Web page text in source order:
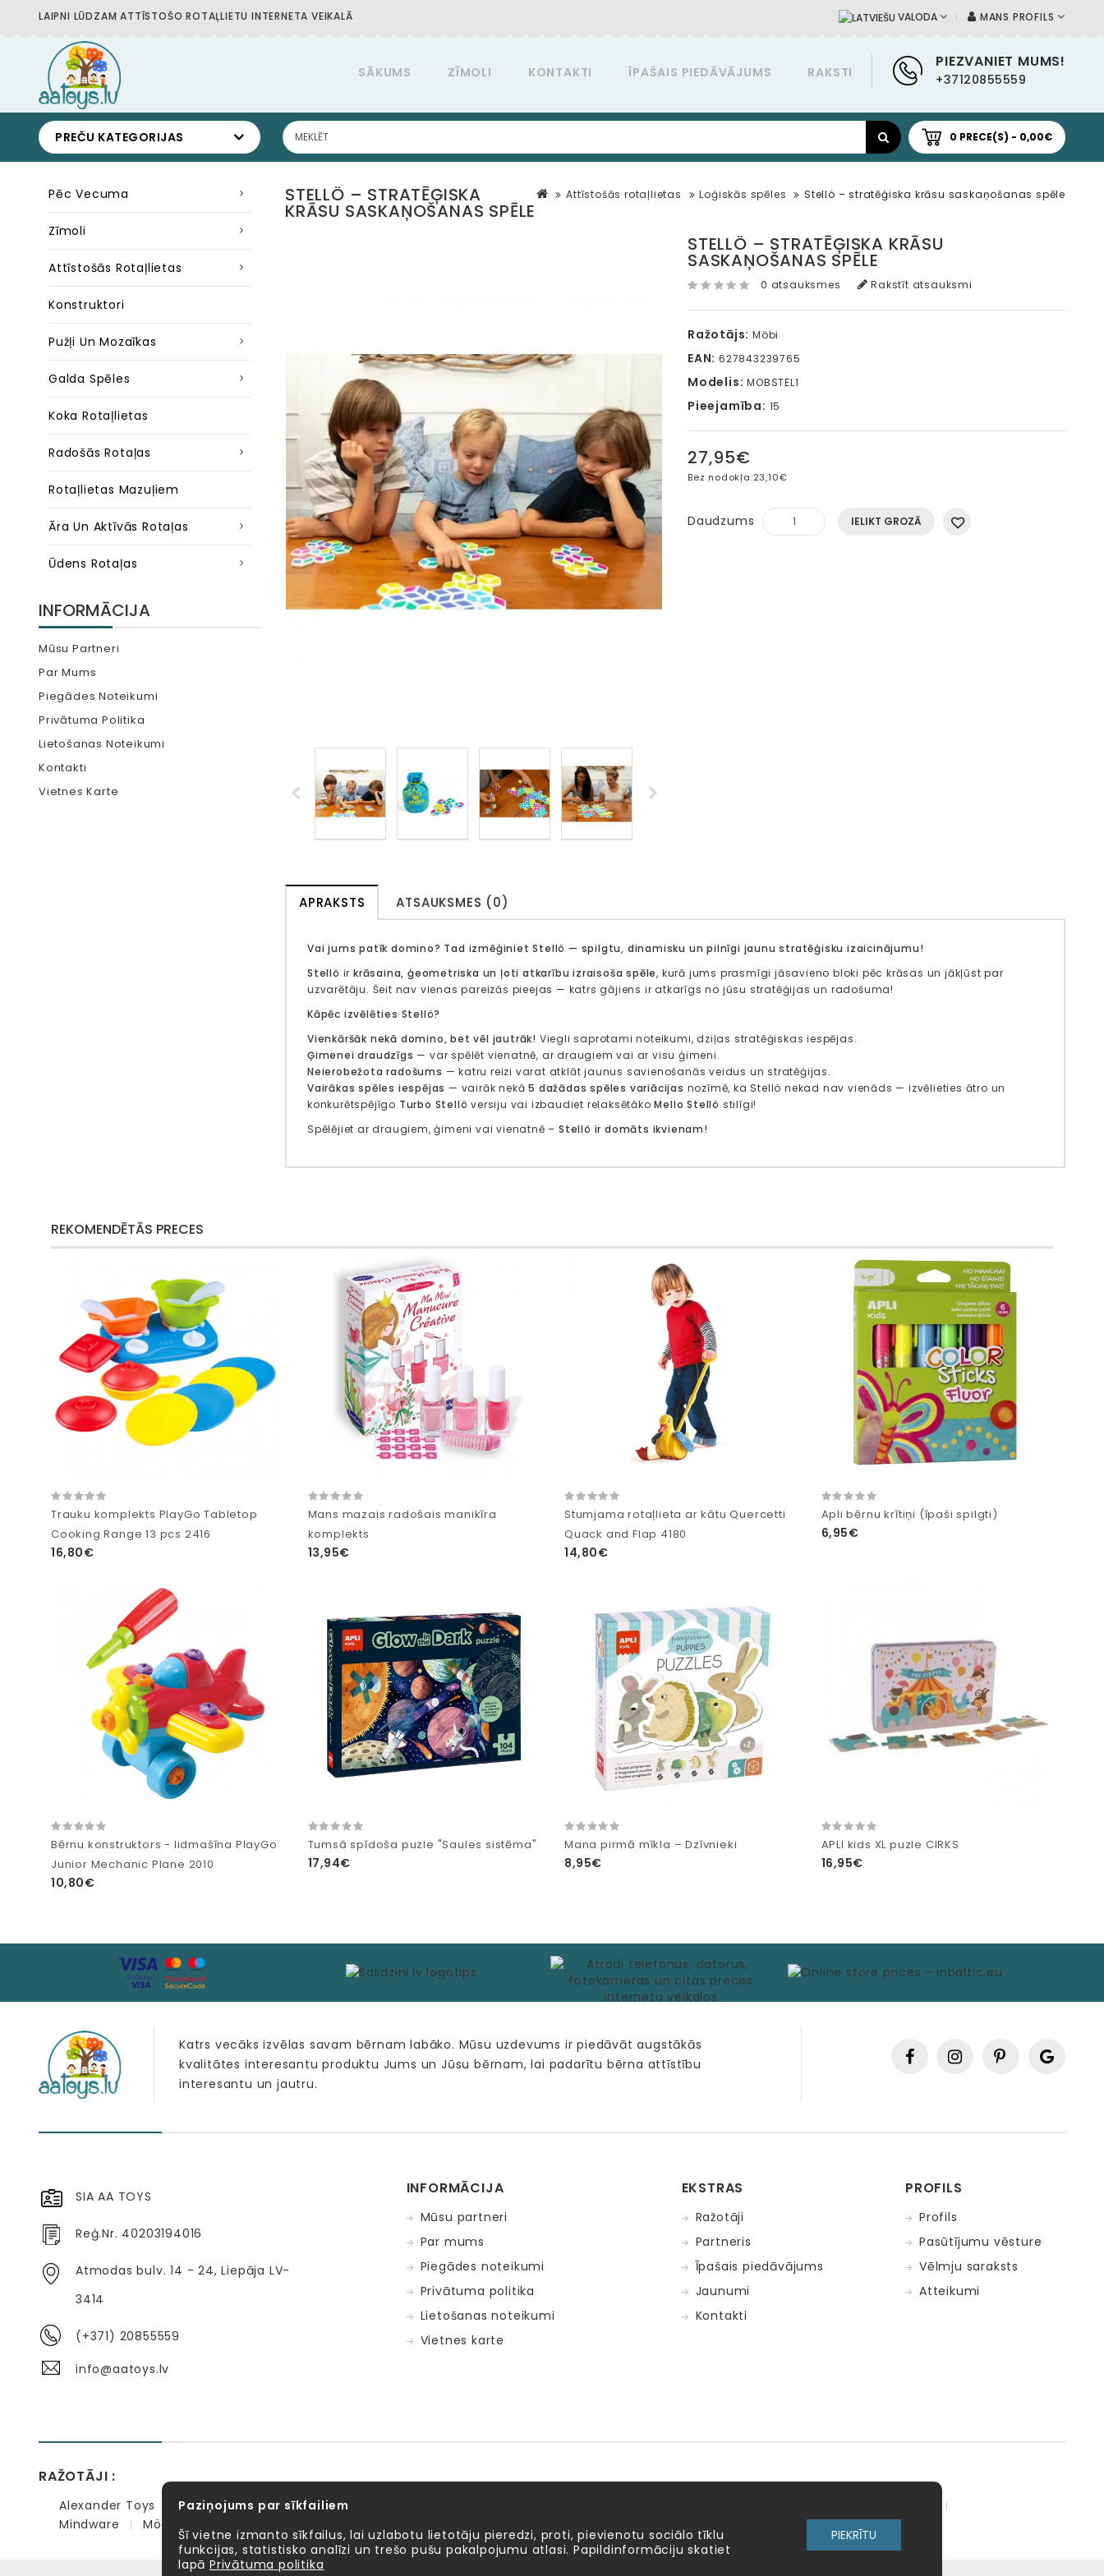
LAIPNI LŪDZAM ATTĪSTOŠO ROTAĻLIETU INTERNETA VEIKALĀ MANS PROFILS
VALODA
PIEZVANIET MUMS!
+37120855559
SĀKUMS ZĪMOLI KONTAKTI ĪPAŠAIS PIEDĀVĀJUMS RAKSTI
PREČU KATEGORIJAS 0 PRECE(S) - 0,00€
Pēc Vecuma
Zīmoli
Attīstošās Rotaļlietas
Konstruktori
Pužļi Un Mozaīkas
Galda Spēles
Koka Rotaļlietas
Radošās Rotaļas
Rotaļlietas Mazuļiem
Āra Un Aktīvās Rotaļas
Ūdens Rotaļas
INFORMĀCIJA
Mūsu Partneri
Par Mums
Piegādes Noteikumi
Privātuma Politika
Lietošanas Noteikumi
Kontakti
Vietnes Karte
Attīstošās rotaļlietas Loģiskās spēles Stellö – stratēģiska krāsu saskaņošanas spēle
STELLÖ – STRATĒĢISKA
KRĀSU SASKAŅOŠANAS SPĒLE
STELLÖ – STRATĒĢISKA KRĀSU
SASKAŅOŠANAS SPĒLE
0 atsauksmes Rakstīt atsauksmi
Ražotājs: Möbi
EAN: 627843239765
Modelis: MOBSTEL1
Pieejamība: 15
27,95€
Bez nodokļa:23,10€
Daudzums IELIKT GROZĀ
APRAKSTS ATSAUKSMES (0)
Vai jums patīk domino? Tad izmēģiniet Stellö — spilgtu, dinamisku un pilnīgi jaunu stratēģisku izaicinājumu!
Stellö irkrāsaina, ģeometriska un ļoti atkarību izraisoša spēle, kurā jums prasmīgi jāsavieno bloki pēc krāsas un jākļūst par
uzvarētāju. Šeit nav vienas pareizās pieejas — katrs gājiens ir atkarīgs no jūsu stratēģijas un radošuma!
Kāpēc izvēlēties Stellö?
Vienkāršāk nekā domino, bet vēl jautrāk! Viegli saprotami noteikumi, dziļas stratēģiskas iespējas.
Ģimenei draudzīgs — var spēlēt vienatnē, ar draugiem vai ar visu ģimeni.
Neierobežota radošums — katru reizi varat atklāt jaunus savienošanās veidus un stratēģijas.
Vairākas spēles iespējas — vairāk nekā5 dažādas spēles variācijas nozīmē, ka Stellö nekad nav vienāds — izvēlieties ātro un
konkurētspējīgo Turbo Stellö versiju vai izbaudiet relaksētākoMello Stellö stilīgi!
Spēlējiet ar draugiem, ģimeni vai vienatnē – Stellö ir domāts ikvienam!
REKOMENDĒTĀS PRECES
Trauku komplekts PlayGo Tabletop
Cooking Range 13 pcs 2416
16,80€
Mans mazais radošais manikīra
komplekts
13,95€
Stumjama rotaļlieta ar kātu Quercetti
Quack and Flap 4180
14,80€
Apli bērnu krītiņi (īpaši spilgti)
6,95€
Bērnu konstruktors - lidmašīna PlayGo
Junior Mechanic Plane 2010
10,80€
Tumsā spīdoša puzle "Saules sistēma"
17,94€
Mana pirmā mīkla – Dzīvnieki
8,95€
APLI kids XL puzle CIRKS
16,95€
Katrs vecāks izvēlas savam bērnam labāko. Mūsu uzdevums ir piedāvāt augstākās
kvalitātes interesantu produktu Jums un Jūsu bērnam, lai padarītu bērna attīstību
interesantu un jautru.
SIA AA TOYS
Reģ.Nr. 40203194016
Atmodas bulv. 14 - 24, Liepāja LV-
3414
(+371) 20855559
info@aatoys.lv
INFORMĀCIJA
Mūsu partneri
Par mums
Piegādes noteikumi
Privātuma politika
Lietošanas noteikumi
Vietnes karte
EKSTRAS
Ražotāji
Partneris
Īpašais piedāvājums
Jaunumi
Kontakti
PROFILS
Profils
Pasūtījumu vēsture
Vēlmju saraksts
Atteikumi
RAŽOTĀJI :
Alexander Toys APLI kids Bibio EBULOBO
Mindware
Möbi
Paziņojums par sīkfailiem
Šī vietne izmanto sīkfailus, lai uzlabotu lietotāju pieredzi, proti, pievienotu sociālo tīklu
funkcijas, statistisko analīzi un trešo pušu pakalpojumu atlasi. Papildinformāciju skatiet
lapā Privātuma politika
PIEKRĪTU